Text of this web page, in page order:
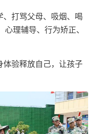
、打骂父母、吸烟、喝
理辅导、行为矫正、
体验释放自己，让孩子